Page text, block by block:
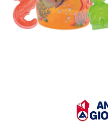
Odeća i obuća
Igračke za bebe i decu